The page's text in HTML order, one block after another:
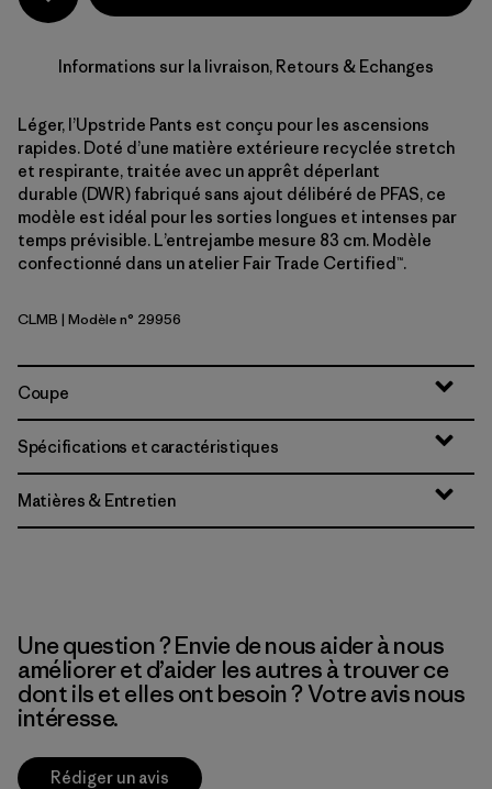
Informations sur la livraison, Retours & Echanges
Léger, l’Upstride Pants est conçu pour les ascensions
rapides. Doté d’une matière extérieure recyclée stretch
et respirante, traitée avec un apprêt déperlant
durable (DWR) fabriqué sans ajout délibéré de PFAS, ce
modèle est idéal pour les sorties longues et intenses par
temps prévisible. L’entrejambe mesure 83 cm. Modèle
confectionné dans un atelier Fair Trade Certified™.
Clement Blue
CLMB | Modèle n° 29956
Coupe
Spécifications et caractéristiques
Matières & Entretien
Une question ? Envie de nous aider à nous
améliorer et d’aider les autres à trouver ce
dont ils et elles ont besoin ? Votre avis nous
intéresse.
Rédiger un avis